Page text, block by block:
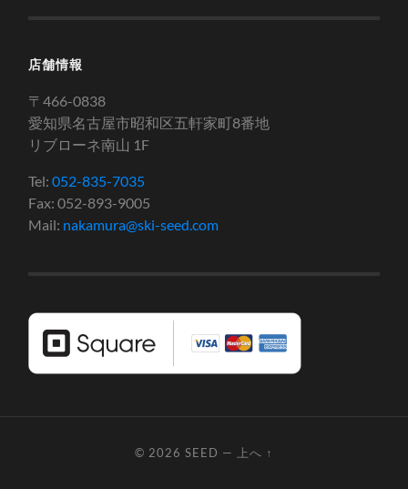
店舗情報
〒466-0838
愛知県名古屋市昭和区五軒家町8番地
リブローネ南山 1F
Tel:052-835-7035
Fax: 052-893-9005
Mail: nakamura@ski-seed.com
© 2026 SEED — 上へ ↑